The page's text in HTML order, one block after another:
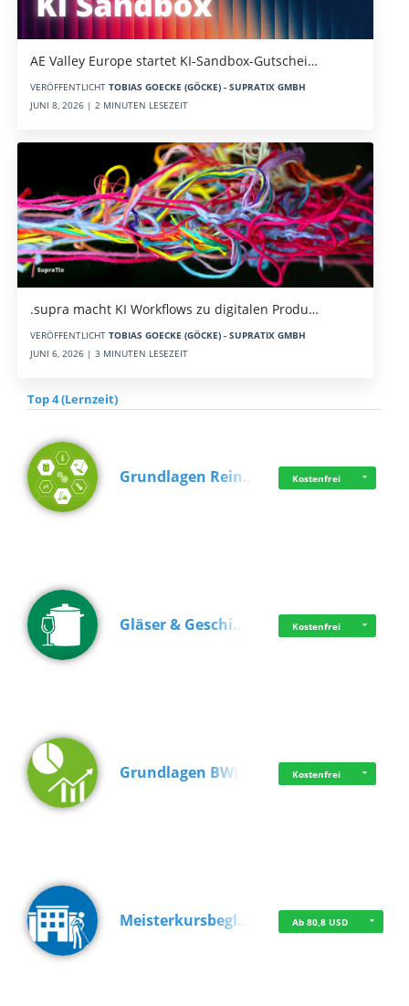
AE Valley Europe startet KI-Sandbox-Gutschei…
VERÖFFENTLICHT TOBIAS GOECKE (GÖCKE) - SUPRATIX GMBH
JUNI 8, 2026 | 2 MINUTEN LESEZEIT
.supra macht KI Workflows zu digitalen Produ…
VERÖFFENTLICHT TOBIAS GOECKE (GÖCKE) - SUPRATIX GMBH
JUNI 6, 2026 | 3 MINUTEN LESEZEIT
Top 4 (Lernzeit)
Grundlagen Rein… Kostenfrei
Gläser & Geschi… Kostenfrei
Grundlagen BWL Kostenfrei
Meisterkursbegl… Ab 80,8 USD